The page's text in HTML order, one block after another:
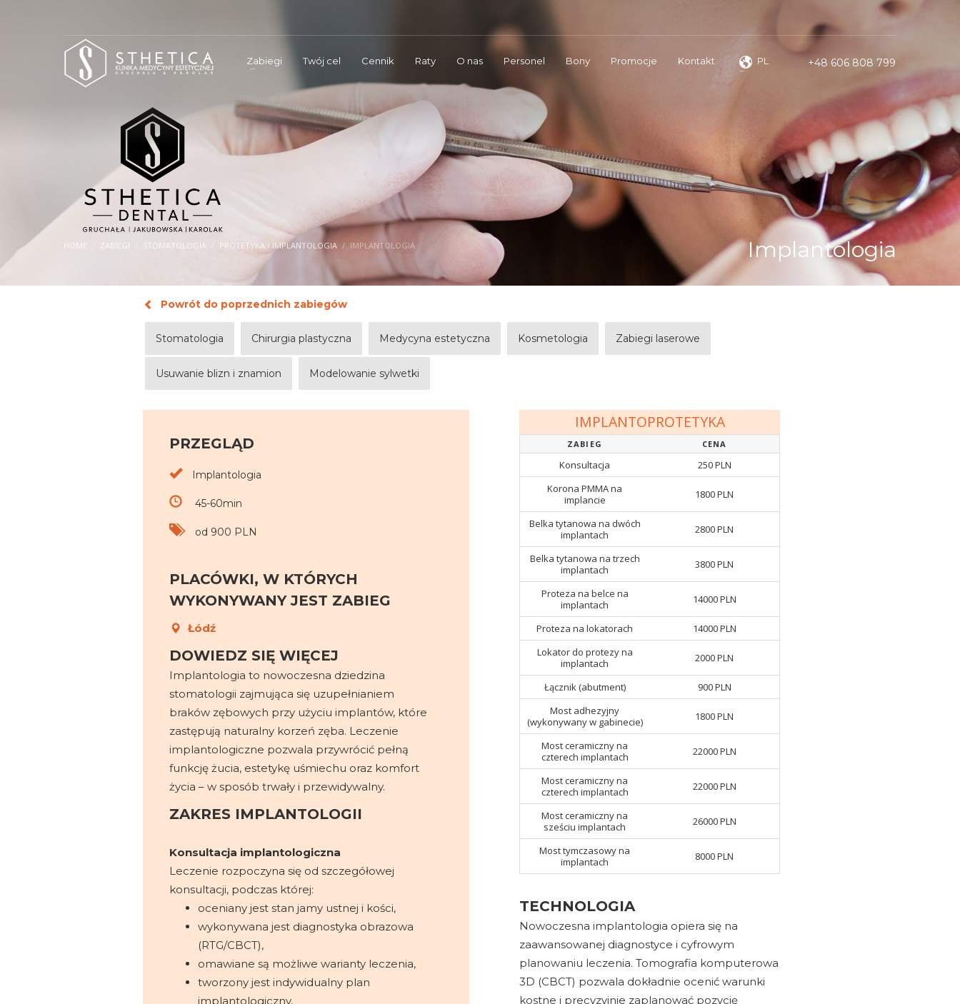
Zabiegi Twój cel Cennik Raty O nas Personel Bony Promocje Kontakt PL +48 606 808 799
HOME ZABIEGI STOMATOLOGIA PROTETYKA / IMPLANTOLOGIA IMPLANTOLOGIA Implantologia
Powrót do poprzednich zabiegów
Stomatologia Chirurgia plastyczna Medycyna estetyczna Kosmetologia Zabiegi laserowe
Usuwanie blizn i znamion Modelowanie sylwetki
PRZEGLĄD
Implantologia
45-60min
od 900 PLN
PLACÓWKI, W KTÓRYCH
WYKONYWANY JEST ZABIEG
Łódź
DOWIEDZ SIĘ WIĘCEJ
Implantologia to nowoczesna dziedzina
stomatologii zajmująca się uzupełnianiem
braków zębowych przy użyciu implantów, które
zastępują naturalny korzeń zęba. Leczenie
implantologiczne pozwala przywrócić pełną
funkcję żucia, estetykę uśmiechu oraz komfort
życia – w sposób trwały i przewidywalny.
ZAKRES IMPLANTOLOGII
Konsultacja implantologiczna
Leczenie rozpoczyna się od szczegółowej
konsultacji, podczas której:
oceniany jest stan jamy ustnej i kości,
wykonywana jest diagnostyka obrazowa
(RTG/CBCT),
omawiane są możliwe warianty leczenia,
tworzony jest indywidualny plan
implantologiczny.
IMPLANTOPROTETYKA
ZABIEG CENA
Konsultacja
250 PLN
Korona PMMA na
implancie
1800 PLN
Belka tytanowa na dwóch
implantach
2800 PLN
Belka tytanowa na trzech
implantach
3800 PLN
Proteza na belce na
implantach
14000 PLN
Proteza na lokatorach
14000 PLN
Lokator do protezy na
implantach
2000 PLN
Łącznik (abutment)
900 PLN
Most adhezyjny
(wykonywany w gabinecie)
1800 PLN
Most ceramiczny na
czterech implantach
22000 PLN
Most ceramiczny na
czterech implantach
22000 PLN
Most ceramiczny na
sześciu implantach
26000 PLN
Most tymczasowy na
implantach
8000 PLN
TECHNOLOGIA
Nowoczesna implantologia opiera się na
zaawansowanej diagnostyce i cyfrowym
planowaniu leczenia. Tomografia komputerowa
3D (CBCT) pozwala dokładnie ocenić warunki
kostne i precyzyjnie zaplanować pozycję